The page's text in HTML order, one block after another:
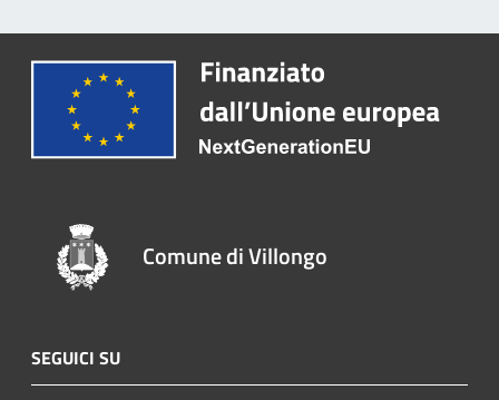
Comune di Villongo
SEGUICI SU